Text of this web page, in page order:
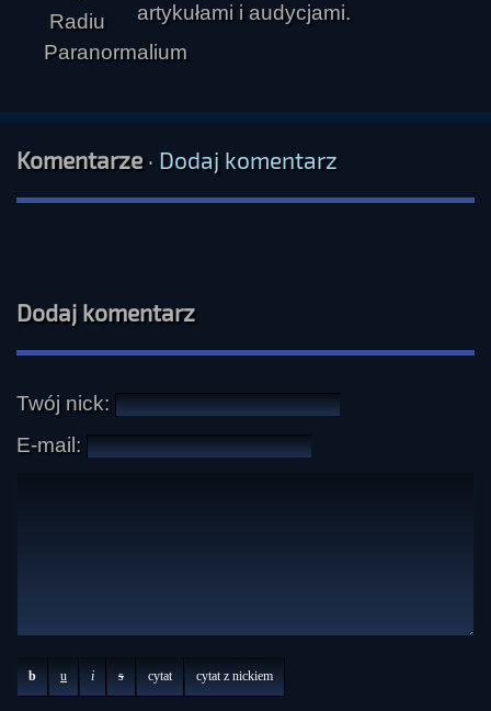
artykułami i audycjami.
Komentarze· Dodaj komentarz
Dodaj komentarz
Twój nick:
E-mail:
b u i s cytat cytat z nickiem